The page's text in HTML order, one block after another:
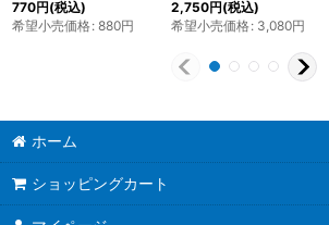
770円(税込)
希望小売価格: 880円
2,750円(税込)
希望小売価格: 3,080円
ホーム
ショッピングカート